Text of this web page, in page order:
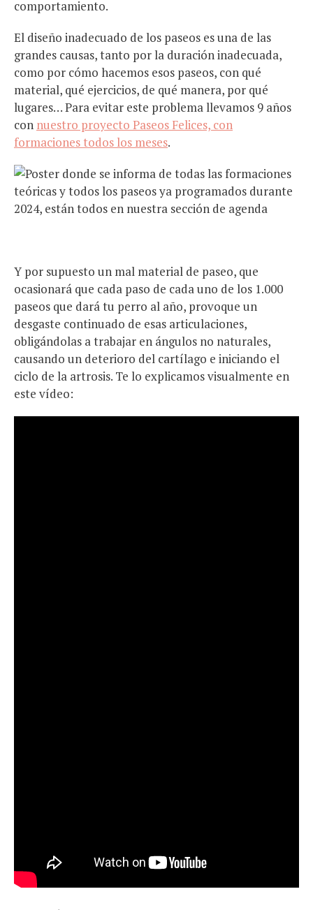
comportamiento.
El diseño inadecuado de los paseos es una de las
grandes causas, tanto por la duración inadecuada,
como por cómo hacemos esos paseos, con qué
material, qué ejercicios, de qué manera, por qué
lugares… Para evitar este problema llevamos 9 años
con nuestro proyecto Paseos Felices, con
formaciones todos los meses.
Y por supuesto un mal material de paseo, que
ocasionará que cada paso de cada uno de los 1.000
paseos que dará tu perro al año, provoque un
desgaste continuado de esas articulaciones,
obligándolas a trabajar en ángulos no naturales,
causando un deterioro del cartílago e iniciando el
ciclo de la artrosis. Te lo explicamos visualmente en
este vídeo: